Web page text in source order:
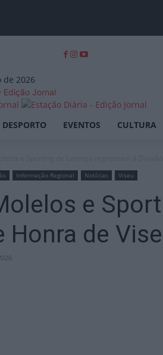
de 2026
Edição Jornal
DESPORTO EVENTOS CULTURA
Informação Regional Notícias Viseu
e
Honra de